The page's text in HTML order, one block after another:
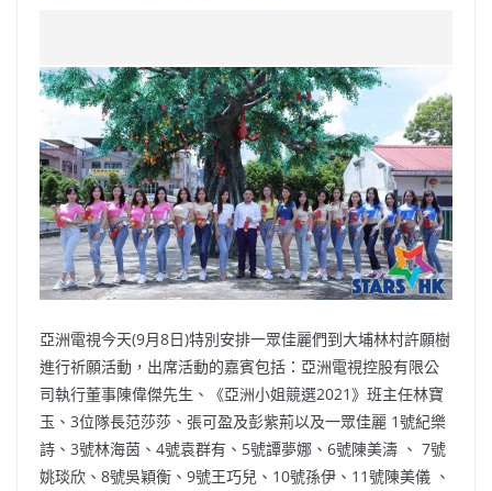
e
b
o
o
k
W
ei
b
o
s
A
p
p
h
at
er l y
Li
n
k
亞洲電視今天(9月8日)特別安排一眾佳麗們到大埔林村許願樹
進行祈願活動，出席活動的嘉賓包括：亞洲電視控股有限公
司執行董事陳偉傑先生、《亞洲小姐競選2021》班主任林寶
玉、3位隊長范莎莎、張可盈及彭紫荊以及一眾佳麗 1號紀樂
詩、3號林海茵、4號袁群有、5號譚夢娜、6號陳美濤 、 7號
姚琰欣、8號吳穎衡、9號王巧兒、10號孫伊、11號陳美儀 、